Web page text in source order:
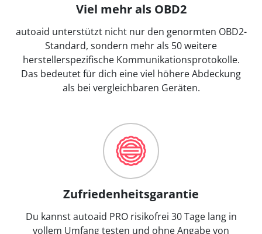
Viel mehr als OBD2
autoaid unterstützt nicht nur den genormten OBD2-
Standard, sondern mehr als 50 weitere
herstellerspezifische Kommunikationsprotokolle.
Das bedeutet für dich eine viel höhere Abdeckung
als bei vergleichbaren Geräten.
Zufriedenheitsgarantie
Du kannst autoaid PRO risikofrei 30 Tage lang in
vollem Umfang testen und ohne Angabe von